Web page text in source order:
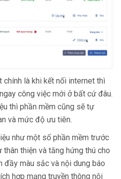
là khi kết nối internet thì
công việc mới ở bất cứ đâu.
thì phần mềm cũng sẽ tự
và mức độ ưu tiên.
như một số phần mềm trước
thiện và tăng hứng thú cho
đầy màu sắc và nội dung báo
hợp mạng truyền thông nội